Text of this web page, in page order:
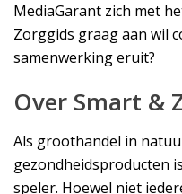
MediaGarant zich met
Zorggids graag aan wil
samenwerking eruit?
Over Smart &
Als groothandel in
gezondheidsproducten
speler. Hoewel niet